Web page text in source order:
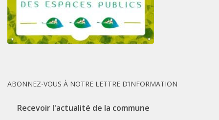
ABONNEZ-VOUS À NOTRE LETTRE D’INFORMATION
Recevoir l'actualité de la commune